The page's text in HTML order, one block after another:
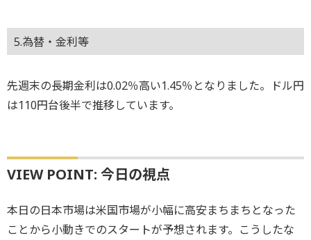
5.為替・金利等
先週末の長期金利は0.02％高い1.45％となりました。ドル円
は110円台後半で推移しています。
VIEW POINT: 今日の視点
本日の日本市場は米国市場が小幅に高安まちまちとなった
ことから小動きでのスタートが予想されます。こうしたな